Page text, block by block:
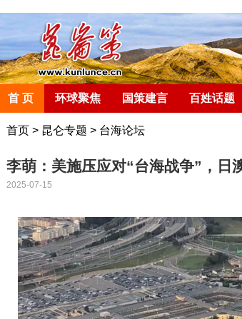
首 页 环球聚焦 国策建言 百姓话题
首页> 昆仑专题 > 台海论坛
李萌：美施压应对“台海战争”，日
2025-07-15